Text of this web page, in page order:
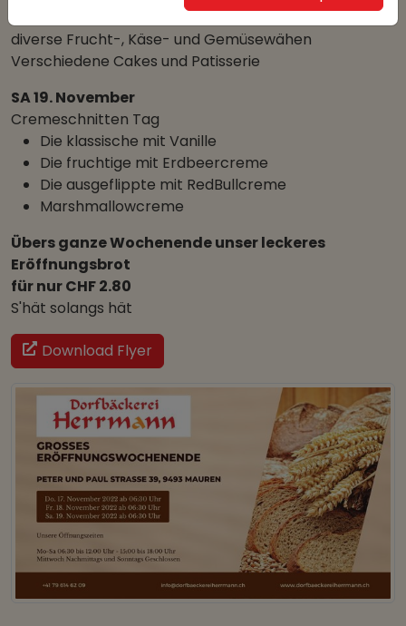
diverse Frucht-, Käse- und Gemüsewähen
Verschiedene Cakes und Patisserie
SA 19. November
Cremeschnitten Tag
Die klassische mit Vanille
Die fruchtige mit Erdbeercreme
Die ausgeflippte mit RedBullcreme
Marshmallowcreme
Übers ganze Wochenende unser leckeres
Eröffnungsbrot
für nur CHF 2.80
S'hät solangs hät
Download Flyer